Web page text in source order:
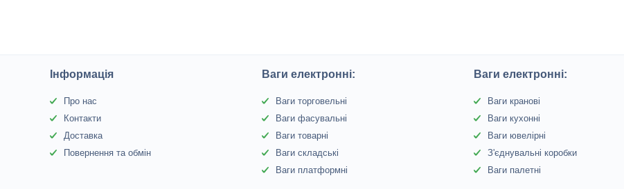
Інформація
Про нас
Контакти
Доставка
Повернення та обмін
Ваги електронні:
Ваги торговельні
Ваги фасувальні
Ваги товарні
Ваги складські
Ваги платформні
Ваги електронні:
Ваги кранові
Ваги кухонні
Ваги ювелірні
З'єднувальні коробки
Ваги палетні